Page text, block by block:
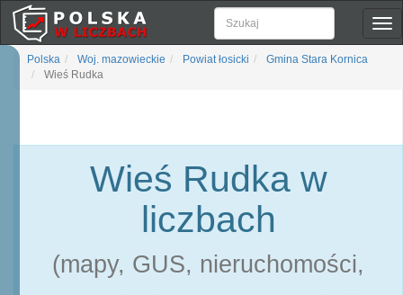
Polska Woj. mazowieckie Powiat łosicki
Gmina Stara Kornica
Wieś Rudka
Wieś Rudka w
liczbach
(mapy, GUS, nieruchomości,